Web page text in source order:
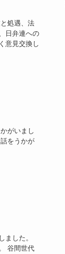
処遇、法
日弁連への
意見交換し
がいまし
をうかが
した。
谷間世代